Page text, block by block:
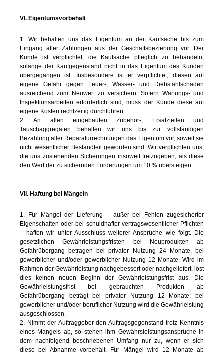
VI. Eigentumsvorbehalt
1. Wir behalten uns das Eigentum an der Kaufsache bis zum
Eingang aller Zahlungen aus der Geschäftsbeziehung vor. Der
Kunde ist verpflichtet, die Kaufsache pfleglich zu behandeln,
solange der Kaufgegenstand nicht in das Eigentum des Kunden
übergegangen ist. Insbesondere ist er verpflichtet, diesen auf
eigene Gefahr gegen Feuer-, Wasser- und Diebstahlschäden
ausreichend zum Neuwert zu versichern. Sofern Wartungs- und
Inspektionsarbeiten erforderlich sind, muss der Kunde diese auf
eigene Kosten rechtzeitig durchführen.
2. An allen eingebauten Zubehör-, Ersatzteilen und
Tauschaggregaten behalten wir uns bis zur vollständigen
Bezahlung aller Reparaturrechnungen das Eigentum vor, soweit sie
nicht wesentlicher Bestandteil geworden sind. Wir verpflichten uns,
die uns zustehenden Sicherungen insoweit freizugeben, als diese
den Wert der zu sichernden Forderungen um 10 % übersteigen.
VII. Haftung bei Mängeln
1. Für Mängel der Lieferung – außer bei Fehlen zugesicherter
Eigenschaften oder bei schuldhafter vertragswesentlicher Pflichten
– haften wir unter Ausschluss weiterer Ansprüche wie folgt. Die
gesetzlichen Gewährleistungsfristen bei Neuprodukten ab
Gefahrübergang betragen bei privater Nutzung 24 Monate, bei
gewerblicher und/oder gewerblicher Nutzung 12 Monate. Wird im
Rahmen der Gewährleistung nachgebessert oder nachgeliefert, löst
dies keinen neuen Beginn der Gewährleistungsfrist aus. Die
Gewährleistungsfrist bei gebrauchten Produkten ab
Gefahrübergang beträgt bei privater Nutzung 12 Monate; bei
gewerblicher und/oder beruflicher Nutzung wird die Gewährleistung
ausgeschlossen.
2. Nimmt der Auftraggeber den Auftragsgegenstand trotz Kenntnis
eines Mangels ab, so stehen ihm Gewährsleistungsansprüche in
dem nachfolgend beschriebenen Umfang nur zu, wenn er sich
diese bei Abnahme vorbehält. Für Mängel wird 12 Monate ab